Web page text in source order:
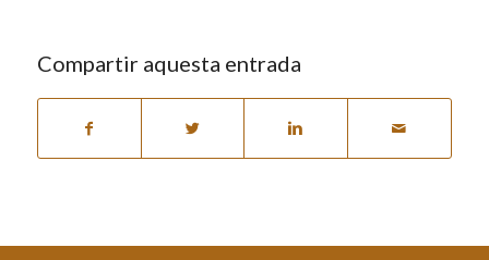
Compartir aquesta entrada